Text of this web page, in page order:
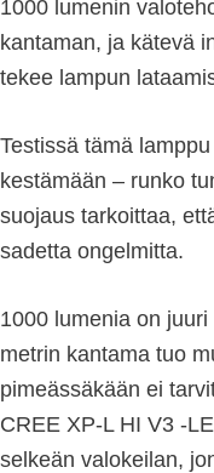
1000 lumenin
kantaman, ja kätevä
tekee lampun
Testissä tämä
kestämään – runko
suojaus tarkoittaa,
sadetta ongelmitta.
1000 lumenia on
metrin kantama tuo
pimeässäkään ei
CREE XP-L HI V3 -
selkeän valokeilan,